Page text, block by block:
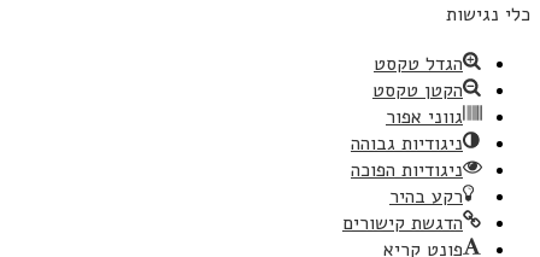
כלי נגישות
הגדל טקסט
הקטן טקסט
גווני אפור
ניגודיות גבוהה
ניגודיות הפוכה
רקע בהיר
הדגשת קישורים
פונט קריא